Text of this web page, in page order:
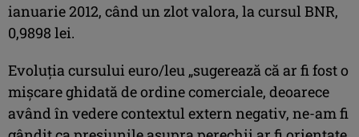
ianuarie 2012, când un zlot valora, la cursul BNR,
0,9898 lei.
Evoluţia cursului euro/leu „sugerează că ar fi fost o
mişcare ghidată de ordine comerciale, deoarece
având în vedere contextul extern negativ, ne-am fi